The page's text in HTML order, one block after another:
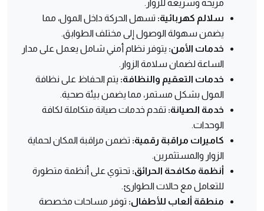
مريحة وسريعة للزوار.
سلالم كهربائية: تسهل الحركة داخل المول، مما
يضمن سهولة الوصول إلى مختلف الطوابق.
خدمات الأمن: يتوفر نظام أمني شامل يعمل على مدار
الساعة لضمان سلامة الزوار.
خدمات التعقيم والنظافة: يتم الحفاظ على نظافة
المول بشكل مستمر، مما يضمن بيئة صحية.
خدمة الصيانة: تقدم خدمات صيانة متكاملة لكافة
الوحدات.
كاميرات مراقبة رقمية: تضمن مراقبة المكان لحماية
الزوار والمستثمرين.
أنظمة مكافحة الحرائق: تحتوي على أنظمة متطورة
للتعامل مع حالات الطوارئ.
منطقة ألعاب للأطفال: توفر مساحات مخصصة